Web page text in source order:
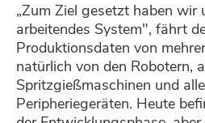
„Zum Ziel gesetzt haben wir
arbeitendes System", fährt
Produktionsdaten von
natürlich von den Robotern,
Spritzgießmaschinen und
Peripheriegeräten. Heute